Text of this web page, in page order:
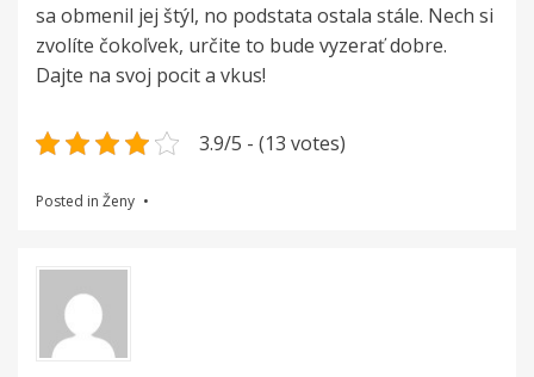
sa obmenil jej štýl, no podstata ostala stále. Nech si
zvolíte čokoľvek, určite to bude vyzerať dobre.
Dajte na svoj pocit a vkus!
3.9/5 - (13 votes)
Posted in Ženy